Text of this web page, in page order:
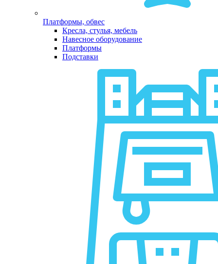
Платформы, обвес
Кресла, стулья, мебель
Навесное оборудование
Платформы
Подставки